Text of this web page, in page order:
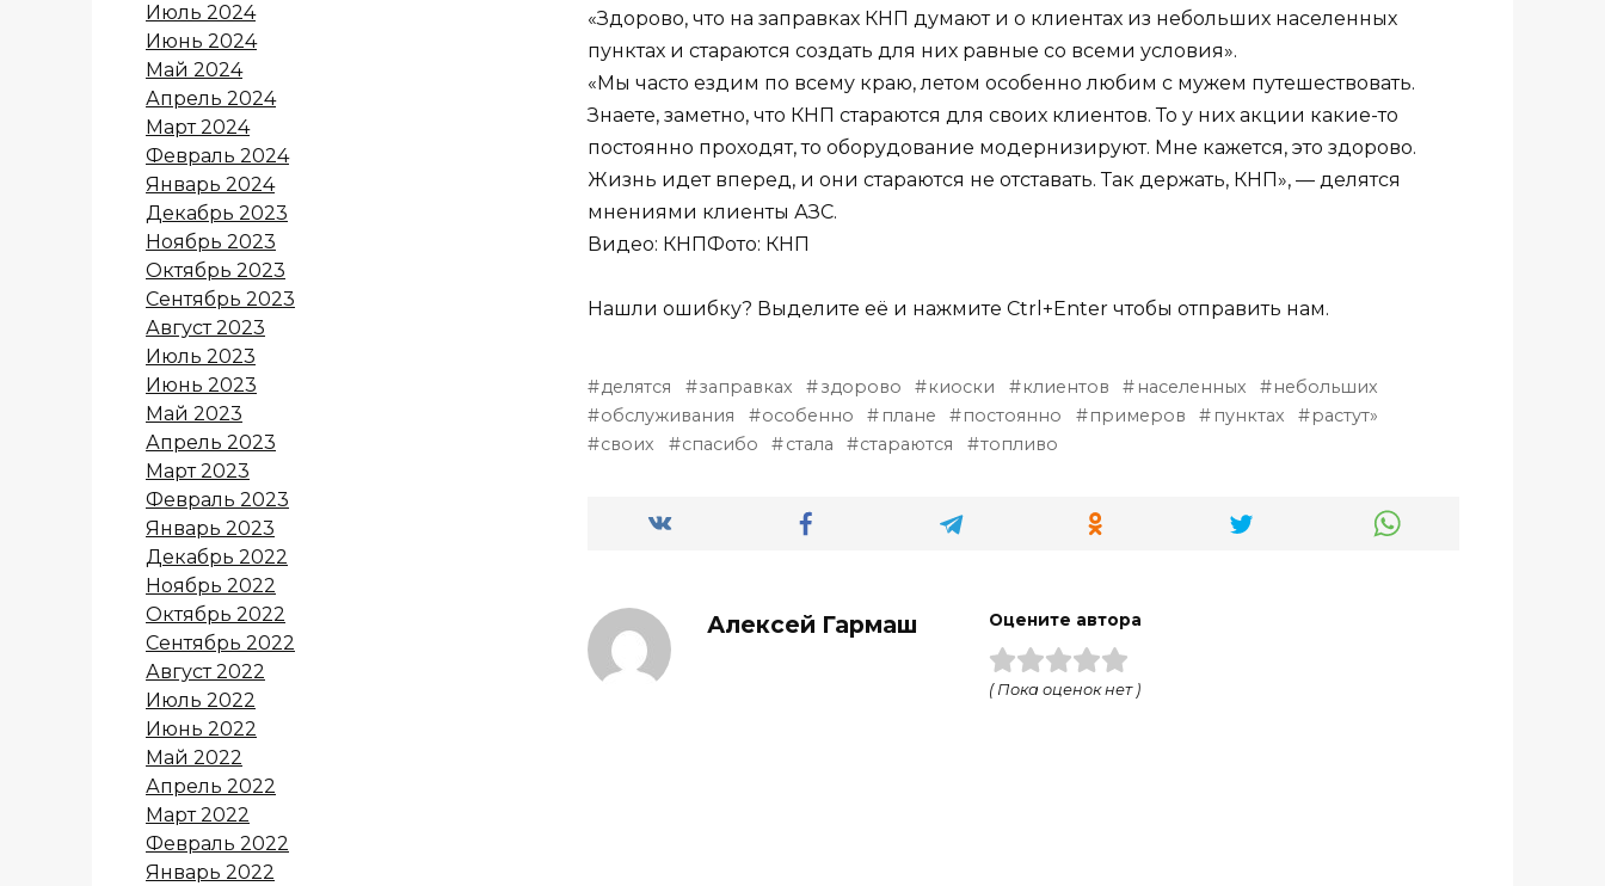
«Здорово, что на заправках КНП думают и о клиентах из небольших населенных
пунктах и стараются создать для них равные со всеми условия».
«Мы часто ездим по всему краю, летом особенно любим с мужем путешествовать.
Знаете, заметно, что КНП стараются для своих клиентов. То у них акции какие-то
постоянно проходят, то оборудование модернизируют. Мне кажется, это здорово.
Жизнь идет вперед, и они стараются не отставать. Так держать, КНП», — делятся
мнениями клиенты АЗС.
Видео: КНПФото: КНП
Нашли ошибку? Выделите её и нажмите Ctrl+Enter чтобы отправить нам.
делятся заправках здорово киоски клиентов населенных
небольших
обслуживания
особенно плане постоянно примеров пунктах
растут»
своих
спасибо стала стараются топливо
Алексей Гармаш Оцените автора
( Пока оценок нет )
Июль 2024
Июнь 2024
Май 2024
Апрель 2024
Март 2024
Февраль 2024
Январь 2024
Декабрь 2023
Ноябрь 2023
Октябрь 2023
Сентябрь 2023
Август 2023
Июль 2023
Июнь 2023
Май 2023
Апрель 2023
Март 2023
Февраль 2023
Январь 2023
Декабрь 2022
Ноябрь 2022
Октябрь 2022
Сентябрь 2022
Август 2022
Июль 2022
Июнь 2022
Май 2022
Апрель 2022
Март 2022
Февраль 2022
Январь 2022